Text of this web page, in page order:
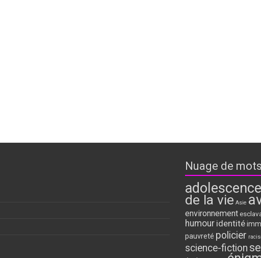
Nuage de mots
adolescence
de la vie Asie
environnement
humour identité
pauvreté policier
science-fiction